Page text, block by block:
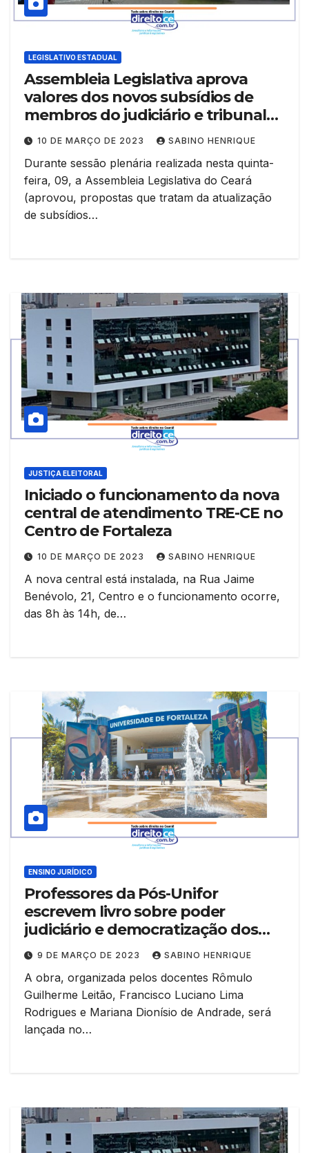
LEGISLATIVO ESTADUAL
Assembleia Legislativa aprova
valores dos novos subsídios de
membros do judiciário e tribunal
de contas
10 DE MARÇO DE 2023 SABINO HENRIQUE
Durante sessão plenária realizada nesta quinta-
feira, 09, a Assembleia Legislativa do Ceará
(aprovou, propostas que tratam da atualização
de subsídios…
JUSTIÇA ELEITORAL
Iniciado o funcionamento da nova
central de atendimento TRE-CE no
Centro de Fortaleza
10 DE MARÇO DE 2023 SABINO HENRIQUE
A nova central está instalada, na Rua Jaime
Benévolo, 21, Centro e o funcionamento ocorre,
das 8h às 14h, de…
ENSINO JURÍDICO
Professores da Pós-Unifor
escrevem livro sobre poder
judiciário e democratização dos
direitos no Brasil
9 DE MARÇO DE 2023 SABINO HENRIQUE
A obra, organizada pelos docentes Rômulo
Guilherme Leitão, Francisco Luciano Lima
Rodrigues e Mariana Dionísio de Andrade, será
lançada no…